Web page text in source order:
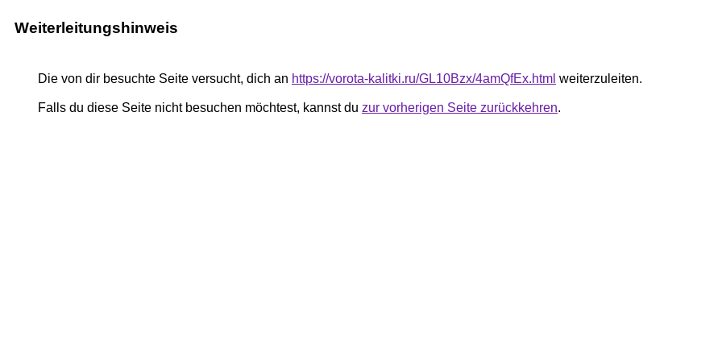
Weiterleitungshinweis
Die von dir besuchte Seite versucht, dich an https://vorota-kalitki.ru/GL10Bzx/4amQfEx.html weiterzuleiten.
Falls du diese Seite nicht besuchen möchtest, kannst du zur vorherigen Seite zurückkehren.